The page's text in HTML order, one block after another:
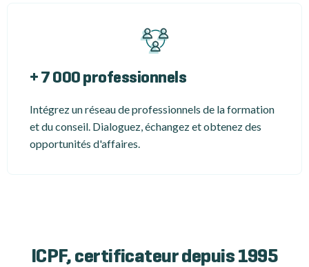
+ 7 000 professionnels
Intégrez un réseau de professionnels de la formation
et du conseil. Dialoguez, échangez et obtenez des
opportunités d'affaires.
ICPF, certificateur depuis 1995